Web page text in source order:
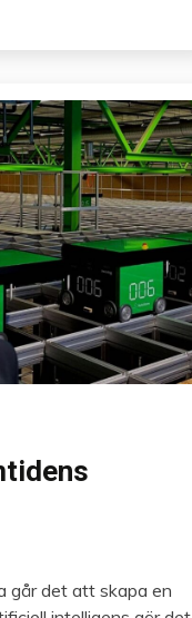
går det att skapa en